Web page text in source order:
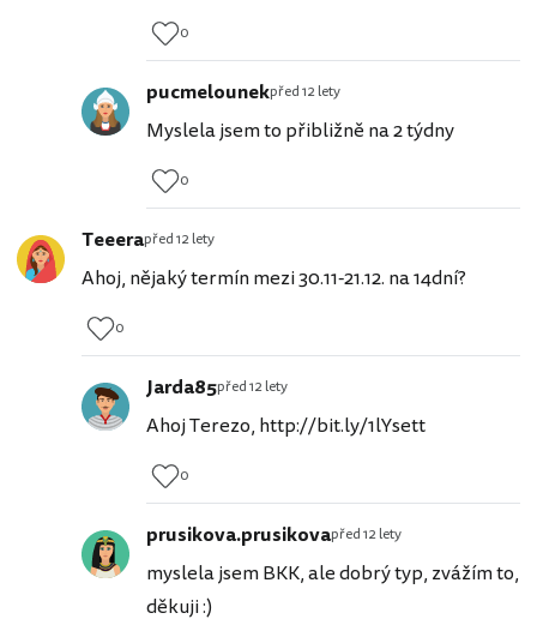
0
pucmelounekpřed 12 lety
Myslela jsem to přibližně na 2 týdny
0
Teeerapřed 12 lety
Ahoj, nějaký termín mezi 30.11-21.12. na 14dní?
0
Jarda85před 12 lety
Ahoj Terezo, http://bit.ly/1lYsett
0
prusikova.prusikovapřed 12 lety
myslela jsem BKK, ale dobrý typ, zvážím to,
děkuji :)